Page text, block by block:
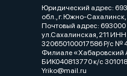
Юридический адрес:
обл., г. Южно-Сахалинск,
Почтовый адрес:
ул.Сахалинская, 211
320650100017586 Р/с №
Филиале
БИК040813770 к/с
Yriko@mail.ru